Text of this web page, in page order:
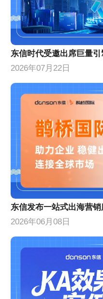
2026年07月22日
东信发布一站式出海营
2026年06月08日